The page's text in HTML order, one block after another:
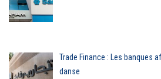
Trade Finance : Les banques
danse